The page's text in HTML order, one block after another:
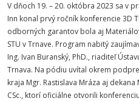
V dňoch 19. – 20. októbra 2023 sa v
Inn konal prvý ročník konferencie 3D
odborných garantov bola aj
STU v Trnave. Program nabitý
Ing. Ivan Buranský, PhD., riaditeľ
Trnava. Na pódiu uvítal okrem
kraja Mgr. Rastislava Mráza aj dekana
CSc., ktorí oficiálne otvorili